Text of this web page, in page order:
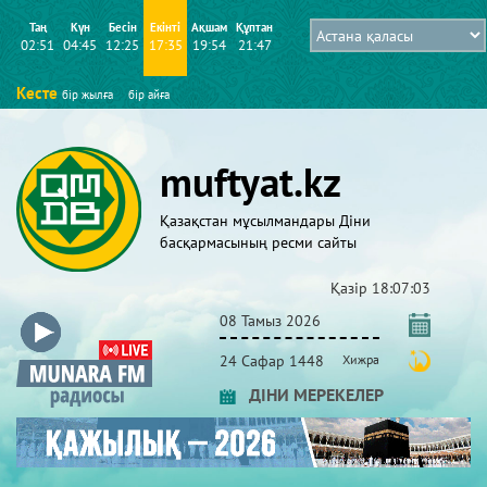
Таң
02:51
Күн
04:45
Бесін
12:25
Екінті
17:35
Ақшам
19:54
Құптан
21:47
Кесте бір жылға бір айға
muftyat.kz
Қазақстан мұсылмандары Діни
басқармасының ресми сайты
Қазір 18:07:04
08 Тамыз 2026
24 Сафар 1448 Хижра
ДІНИ МЕРЕКЕЛЕР